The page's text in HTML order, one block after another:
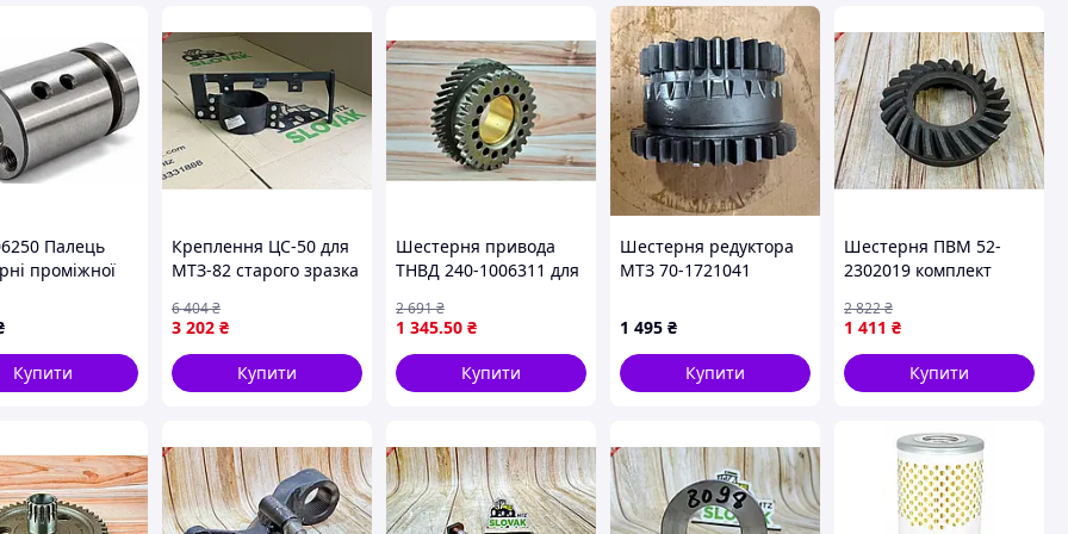
Палець
проміжної
260
Купити
Креплення ЦС-50 для
МТЗ-82 старого зразка
надійної установки
обладнання
3 202 ₴
6 404₴
Купити
Шестерня привода
ТНВД 240-1006311 для
надійна запчастина
для роботи двигуна
1 345.50 ₴
2 691₴
Купити
Шестерня редуктора
МТЗ 70-1721041
1 495 ₴
Купити
Шестерня ПВМ 52-
2302019 комплект
для тракторів МТЗ-80
МТЗ-82 для редуктора
1 411 ₴
2 822₴
Купити